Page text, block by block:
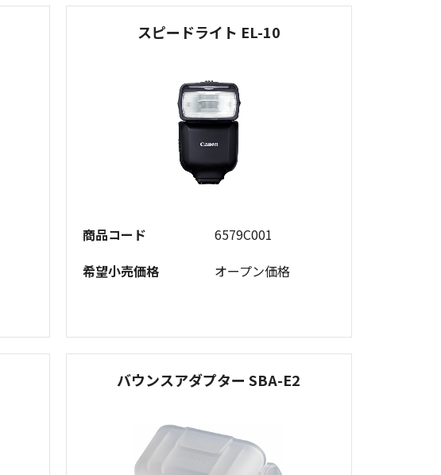
スピードライト EL-10
商品コード
6579C001
希望小売価格
オープン価格
バウンスアダプター SBA-E2